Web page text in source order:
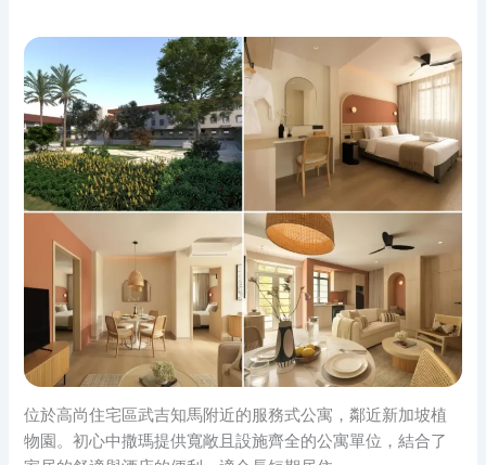
位於高尚住宅區武吉知馬附近的服務式公寓，鄰近新加坡植
物園。初心中撒瑪提供寬敞且設施齊全的公寓單位，結合了